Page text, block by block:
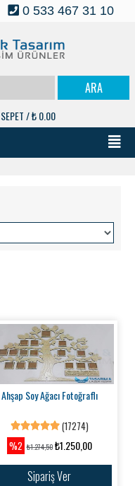
0 533 467 31 10
SEPET /₺ 0.00
Ahşap Soy Ağacı Fotoğraflı
(17274)
%2 ₺1.274,50₺1.250,00
Sipariş Ver